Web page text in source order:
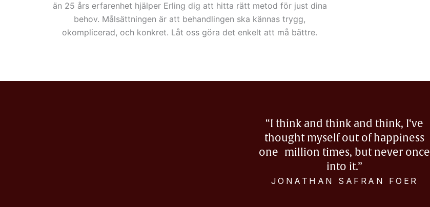
än 25 års erfarenhet hjälper Erling dig att hitta rätt metod för just dina
behov. Målsättningen är att behandlingen ska kännas trygg,
okomplicerad, och konkret. Låt oss göra det enkelt att må bättre.
“I think and think and think, I‘ve
thought myself out of happiness
one million times, but never once
into it.”
JONATHAN SAFRAN FOER